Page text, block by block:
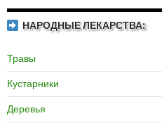
НАРОДНЫЕ ЛЕКАРСТВА:
Травы
Кустарники
Деревья